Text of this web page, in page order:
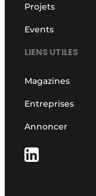
Projets
Events
LIENS UTILES
Magazines
Entreprises
Annoncer